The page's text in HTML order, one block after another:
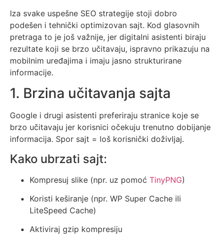
Iza svake uspešne SEO strategije stoji dobro
podešen i tehnički optimizovan sajt. Kod glasovnih
pretraga to je još važnije, jer digitalni asistenti biraju
rezultate koji se brzo učitavaju, ispravno prikazuju na
mobilnim uređajima i imaju jasno strukturirane
informacije.
1. Brzina učitavanja sajta
Google i drugi asistenti preferiraju stranice koje se
brzo učitavaju jer korisnici očekuju trenutno dobijanje
informacija. Spor sajt = loš korisnički doživljaj.
Kako ubrzati sajt:
Kompresuj slike (npr. uz pomoć TinyPNG)
Koristi keširanje (npr. WP Super Cache ili
LiteSpeed Cache)
Aktiviraj gzip kompresiju